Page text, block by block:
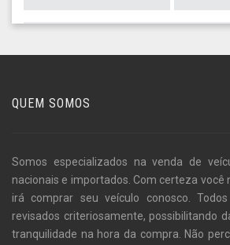
QUEM SOMOS
Somos especializados na venda de
nacionais e importados. Com certeza você
irá comprar seu veículo conosco.
revisados criteriosamente, possibilitando
tranquilidade na hora da compra. Não